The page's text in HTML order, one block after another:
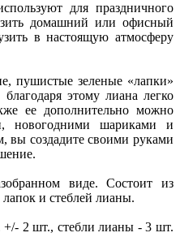
для праздничного
домашний или офисный
в настоящую атмосферу
пушистые зеленые «лапки»
этому лиана легко
ее дополнительно можно
новогодними шариками и
вы создадите своими руками
виде. Состоит из
и стеблей лианы.
2 шт., стебли лианы - 3 шт.